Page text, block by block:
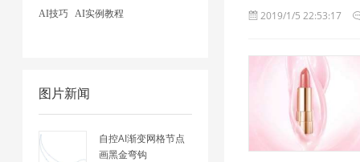
AI技巧 AI实例教程
图片新闻
自控AI渐变网格节点
画黑金弯钩
2019/1/5 22:53:17